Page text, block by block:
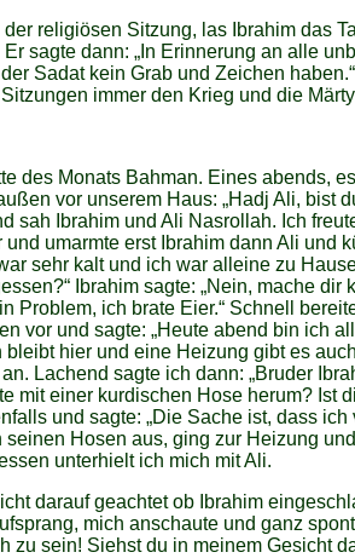
der religiösen Sitzung, las Ibrahim das
Er sagte dann: „In Erinnerung an alle
Sadat kein Grab und Zeichen
immer den Krieg und die
des Monats Bahman. Eines abends,
vor unserem Haus: „Hadj Ali, bist
sah Ibrahim und Ali Nasrollah. Ich
und umarmte erst Ibrahim dann Ali und
sehr kalt und ich war alleine zu
Ibrahim sagte: „Nein, mache dir
Problem, ich brate Eier.“ Schnell
vor und sagte: „Heute abend bin ich
bleibt hier und eine Heizung gibt es
Lachend sagte ich dann: „Bruder
mit einer kurdischen Hose herum? Ist
und sagte: „Die Sache ist, dass
seinen Hosen aus, ging zur Heizung
unterhielt ich mich mit Ali.
darauf geachtet ob Ibrahim
mich anschaute und ganz
zu sein! Siehst du in meinem Gesicht